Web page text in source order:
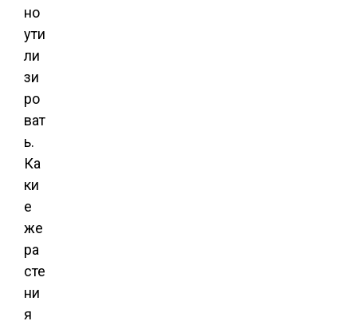
но
ути
ли
зи
ро
ват
ь.
Ка
ки
е
же
ра
сте
ни
я